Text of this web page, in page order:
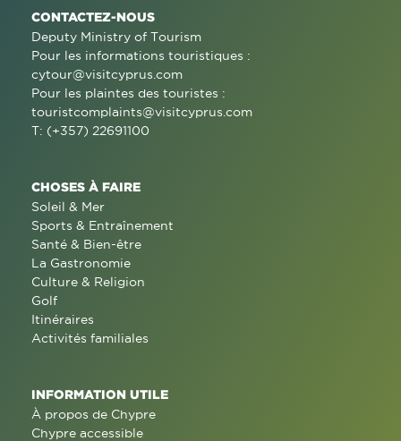
CONTACTEZ-NOUS
Deputy Ministry of Tourism
Pour les informations touristiques :
cytour@visitcyprus.com
Pour les plaintes des touristes :
touristcomplaints@visitcyprus.com
T: (+357) 22691100
CHOSES À FAIRE
Soleil & Mer
Sports & Entraînement
Santé & Bien-être
La Gastronomie
Culture & Religion
Golf
Itinéraires
Activités familiales
INFORMATION UTILE
À propos de Chypre
Chypre accessible